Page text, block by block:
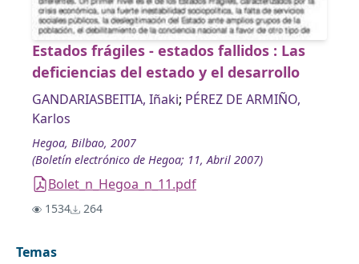
Estados frágiles - estados fallidos : Las
deficiencias del estado y el desarrollo
GANDARIASBEITIA, Iñaki; PÉREZ DE ARMIÑO,
Karlos
Hegoa, Bilbao, 2007
(Boletín electrónico de Hegoa; 11, Abril 2007)
Bolet_n_Hegoa_n_11.pdf
1534 264
Temas